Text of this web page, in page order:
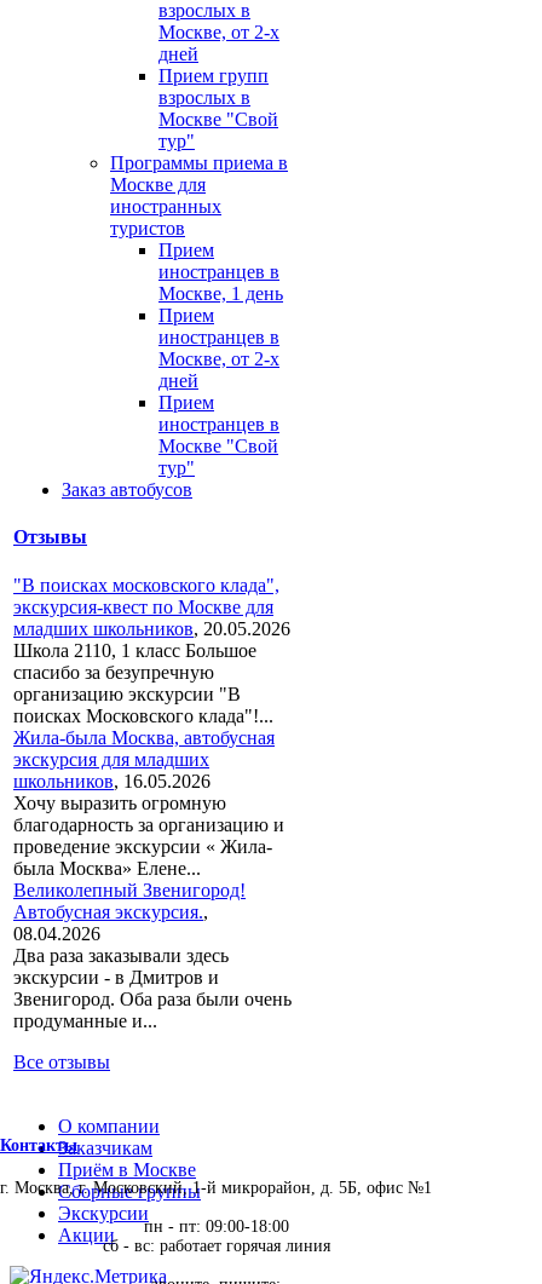
взрослых в
Москве, от 2-х
дней
Прием групп
взрослых в
Москве "Свой
тур"
Программы приема в
Москве для
иностранных
туристов
Прием
иностранцев в
Москве, 1 день
Прием
иностранцев в
Москве, от 2-х
дней
Прием
иностранцев в
Москве "Свой
тур"
Заказ автобусов
Отзывы
"В поисках московского клада",
экскурсия-квест по Москве для
младших школьников, 20.05.2026
Школа 2110, 1 класс Большое
спасибо за безупречную
организацию экскурсии "В
поисках Московского клада"!...
Жила-была Москва, автобусная
экскурсия для младших
школьников, 16.05.2026
Хочу выразить огромную
благодарность за организацию и
проведение экскурсии « Жила-
была Москва» Елене...
Великолепный Звенигород!
Автобусная экскурсия.,
08.04.2026
Два раза заказывали здесь
экскурсии - в Дмитров и
Звенигород. Оба раза были очень
продуманные и...
Все отзывы
Контакты
г. Москва, г. Московский, 1-й микрорайон, д. 5Б, офис №1
пн - пт: 09:00-18:00
сб - вс: работает горячая линия
О компании
Заказчикам
Приём в Москве
Сборные группы
Экскурсии
Акции